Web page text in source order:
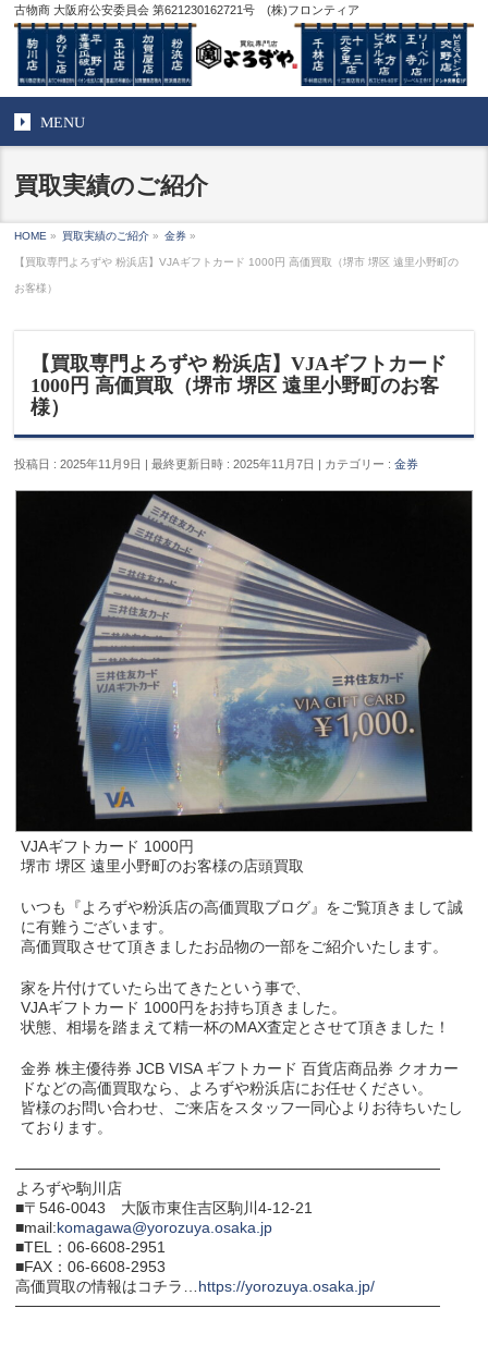
古物商 大阪府公安委員会 第621230162721号 (株)フロンティア
MENU
買取実績のご紹介
HOME » 買取実績のご紹介 » 金券 »
【買取専門よろずや 粉浜店】VJAギフトカード 1000円 高価買取（堺市 堺区 遠里小野町の
お客様）
【買取専門よろずや 粉浜店】VJAギフトカード
1000円 高価買取（堺市 堺区 遠里小野町のお客
様）
投稿日 : 2025年11月9日 最終更新日時 : 2025年11月7日 カテゴリー :金券
VJAギフトカード 1000円
堺市 堺区 遠里小野町のお客様の店頭買取
いつも『よろずや粉浜店の高価買取ブログ』をご覧頂きまして誠
に有難うございます。
高価買取させて頂きましたお品物の一部をご紹介いたします。
家を片付けていたら出てきたという事で、
VJAギフトカード 1000円をお持ち頂きました。
状態、相場を踏まえて精一杯のMAX査定とさせて頂きました！
金券 株主優待券 JCB VISA ギフトカード 百貨店商品券 クオカー
ドなどの高価買取なら、よろずや粉浜店にお任せください。
皆様のお問い合わせ、ご来店をスタッフ一同心よりお待ちいたし
ております。
───────────────────────────────────────
よろずや駒川店
■〒546-0043 大阪市東住吉区駒川4-12-21
■mail:komagawa@yorozuya.osaka.jp
■TEL：06-6608-2951
■FAX：06-6608-2953
高価買取の情報はコチラ…https://yorozuya.osaka.jp/
───────────────────────────────────────